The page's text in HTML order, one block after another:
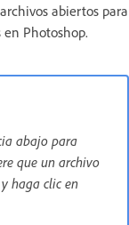
abiertos para
Photoshop.
abajo para
que un archivo
haga clic en